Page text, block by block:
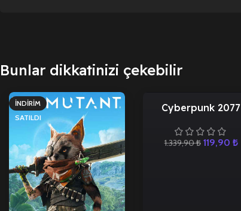
Bunlar dikkatinizi çekebilir
İNDIRIM
SATILDI
İNDIRIMCyberpunk 2077
1.339,90₺ 119,90 ₺